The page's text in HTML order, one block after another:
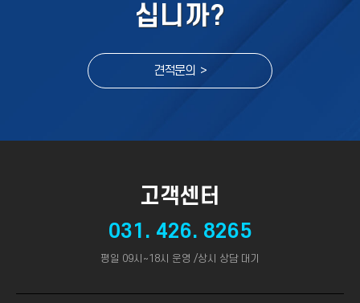
십니까?
견적문의 >
고객센터
031. 426. 8265
평일 09시~18시 운영 /상시 상담 대기